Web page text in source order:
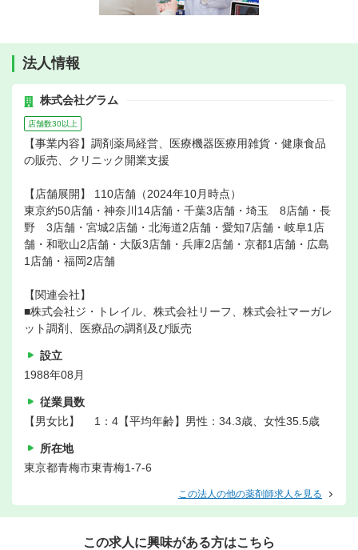
法人情報
株式会社グラム
店舗数30以上
【事業内容】調剤薬局経営、医療機器医療用雑貨・健康食品
の販売、クリニック開業支援
【店舗展開】 110店舗（2024年10月時点）
東京約50店舗・神奈川14店舗・千葉3店舗・埼玉 8店舗・長
野 3店舗・宮城2店舗・北海道2店舗・愛知7店舗・岐阜1店
舗・和歌山2店舗・大阪3店舗・兵庫2店舗・京都1店舗・広島
1店舗・福岡2店舗
【関連会社】
■株式会社ジ・トレイル、株式会社リーフ、株式会社マーガレ
ット調剤、医療品の調剤及び販売
設立
1988年08月
従業員数
【男女比】 1：4【平均年齢】男性：34.3歳、女性35.5歳
所在地
東京都青梅市東青梅1-7-6
この法人の他の薬剤師求人を見る
この求人に興味がある方はこちら